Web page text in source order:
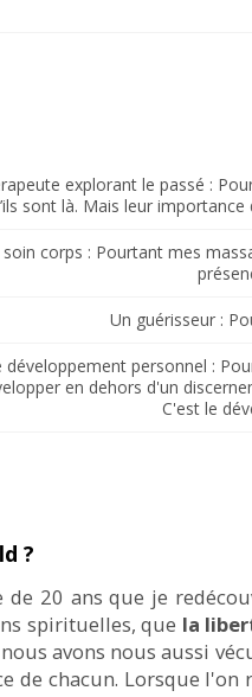
explorant le passé :
sont là. Mais leur
soin corps : Pourtant mes
Un guérisseur :
développement personnel :
en dehors d'un
C'est le
?
de 20 ans que je
spirituelles, que la
avons nous aussi
de chacun. Lorsque